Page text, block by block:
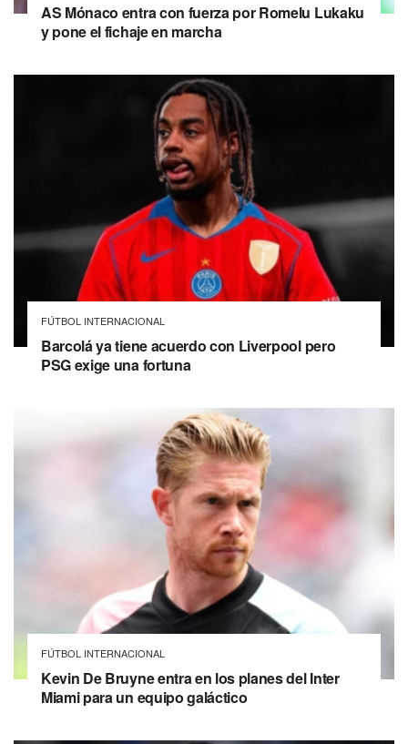
AS Mónaco entra con fuerza por Romelu Lukaku
y pone el fichaje en marcha
FÚTBOL INTERNACIONAL
Barcolá ya tiene acuerdo con Liverpool pero
PSG exige una fortuna
FÚTBOL INTERNACIONAL
Kevin De Bruyne entra en los planes del Inter
Miami para un equipo galáctico